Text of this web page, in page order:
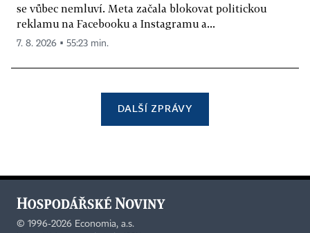
se vůbec nemluví. Meta začala blokovat politickou
reklamu na Facebooku a Instagramu a...
7. 8. 2026 ▪ 55:23 min.
DALŠÍ ZPRÁVY
© 1996-2026 Economia, a.s.